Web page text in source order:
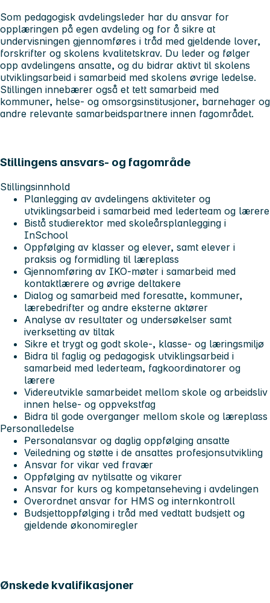
Som pedagogisk avdelingsleder har du ansvar for
opplæringen på egen avdeling og for å sikre at
undervisningen gjennomføres i tråd med gjeldende lover,
forskrifter og skolens kvalitetskrav. Du leder og følger
opp avdelingens ansatte, og du bidrar aktivt til skolens
utviklingsarbeid i samarbeid med skolens øvrige ledelse.
Stillingen innebærer også et tett samarbeid med
kommuner, helse- og omsorgsinstitusjoner, barnehager og
andre relevante samarbeidspartnere innen fagområdet.
Stillingens ansvars- og fagområde
Stillingsinnhold
Planlegging av avdelingens aktiviteter og
utviklingsarbeid i samarbeid med lederteam og lærere
Bistå studierektor med skoleårsplanlegging i
InSchool
Oppfølging av klasser og elever, samt elever i
praksis og formidling til læreplass
Gjennomføring av IKO-møter i samarbeid med
kontaktlærere og øvrige deltakere
Dialog og samarbeid med foresatte, kommuner,
lærebedrifter og andre eksterne aktører
Analyse av resultater og undersøkelser samt
iverksetting av tiltak
Sikre et trygt og godt skole-, klasse- og læringsmiljø
Bidra til faglig og pedagogisk utviklingsarbeid i
samarbeid med lederteam, fagkoordinatorer og
lærere
Videreutvikle samarbeidet mellom skole og arbeidsliv
innen helse- og oppvekstfag
Bidra til gode overganger mellom skole og læreplass
Personalledelse
Personalansvar og daglig oppfølging ansatte
Veiledning og støtte i de ansattes profesjonsutvikling
Ansvar for vikar ved fravær
Oppfølging av nytilsatte og vikarer
Ansvar for kurs og kompetanseheving i avdelingen
Overordnet ansvar for HMS og internkontroll
Budsjettoppfølging i tråd med vedtatt budsjett og
gjeldende økonomiregler
Ønskede kvalifikasjoner